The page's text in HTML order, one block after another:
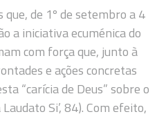
de 1º de setembro a 4
a iniciativa ecuménica do
com força que, junto à
e ações concretas
“carícia de Deus” sobre o
Si’, 84). Com efeito,